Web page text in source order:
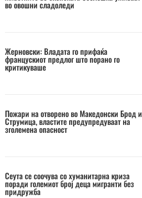
во овошни сладоледи
Жерновски: Владата го прифаќа
францускиот предлог што порано го
критикуваше
Пожари на отворено во Македонски Брод и
Струмица, властите предупредуваат на
зголемена опасност
Сеута се соочува со хуманитарна криза
поради големиот број деца мигранти без
придружба